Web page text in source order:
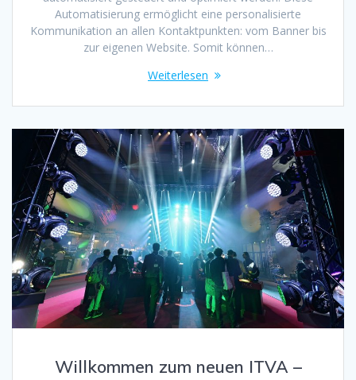
Automatisierung ermöglicht eine personalisierte
Kommunikation an allen Kontaktpunkten: vom Banner bis
zur eigenen Website. Somit können…
Weiterlesen
Willkommen zum neuen ITVA –